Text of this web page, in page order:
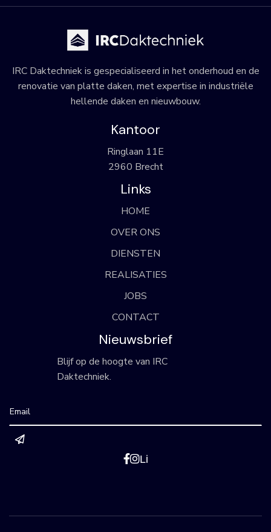
IRC Daktechniek is gespecialiseerd in het onderhoud en de
renovatie van platte daken, met expertise in industriële
hellende daken en nieuwbouw.
Kantoor
Ringlaan 11E
2960 Brecht
Links
HOME
OVER ONS
DIENSTEN
REALISATIES
JOBS
CONTACT
Nieuwsbrief
Blijf op de hoogte van IRC
Daktechniek.
Li